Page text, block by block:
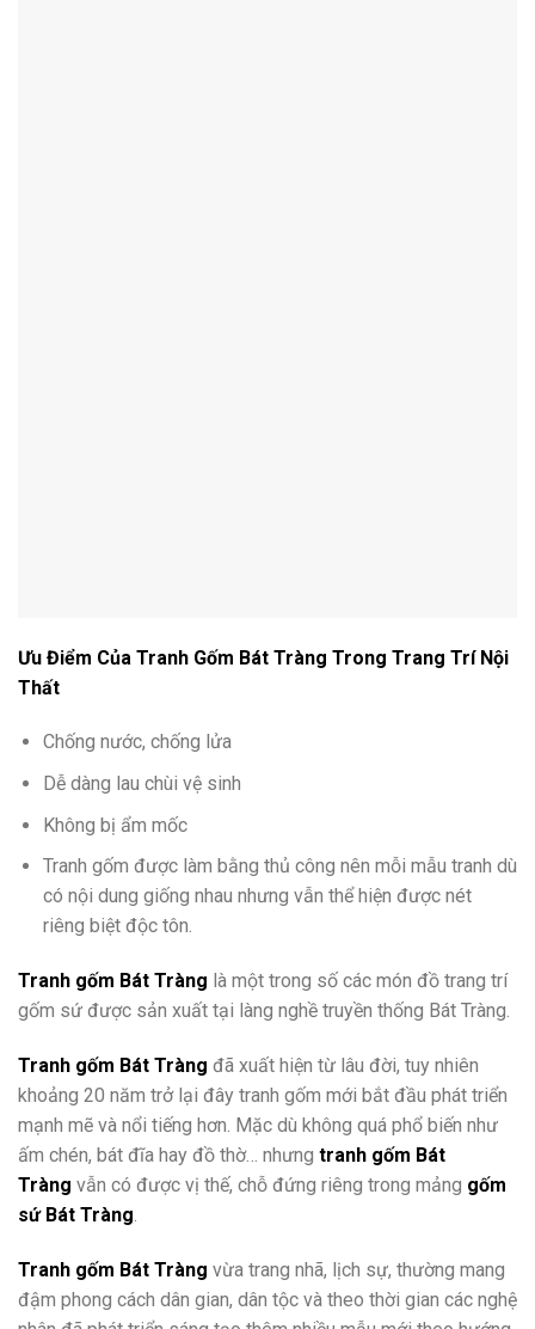
Ưu Điểm Của Tranh Gốm Bát Tràng Trong Trang Trí Nội
Thất
Chống nước, chống lửa
Dễ dàng lau chùi vệ sinh
Không bị ẩm mốc
Tranh gốm được làm bằng thủ công nên mỗi mẫu tranh dù
có nội dung giống nhau nhưng vẫn thể hiện được nét
riêng biệt độc tôn.
Tranh gốm Bát Tràng là một trong số các món đồ trang trí
gốm sứ được sản xuất tại làng nghề truyền thống Bát Tràng.
Tranh gốm Bát Tràng đã xuất hiện từ lâu đời, tuy nhiên
khoảng 20 năm trở lại đây tranh gốm mới bắt đầu phát triển
mạnh mẽ và nổi tiếng hơn. Mặc dù không quá phổ biến như
ấm chén, bát đĩa hay đồ thờ… nhưng tranh gốm Bát
Tràng vẫn có được vị thế, chỗ đứng riêng trong mảng gốm
sứ Bát Tràng
Tranh gốm Bát Tràng vừa trang nhã, lịch sự, thường mang
đậm phong cách dân gian, dân tộc và theo thời gian các nghệ